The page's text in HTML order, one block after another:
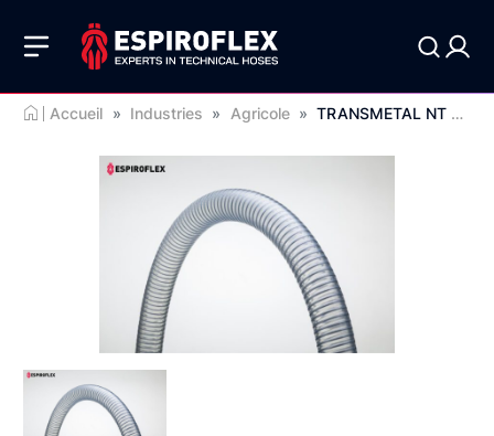
Accueil » Industries » Agricole » TRANSMETAL NT PHTHALATES FREE